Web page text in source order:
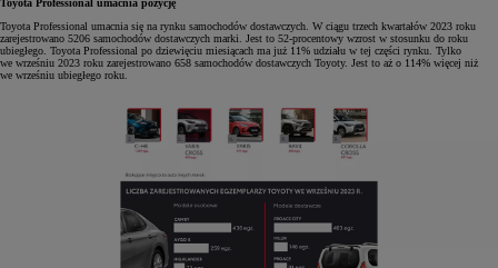
Toyota Professional umacnia się na rynku samochodów dostawczych. W ciągu trzech kwartałów 2023 roku
zarejestrowano 5206 samochodów dostawczych marki. Jest to 52-procentowy wzrost w stosunku do roku
ubiegłego. Toyota Professional po dziewięciu miesiącach ma już 11% udziału w tej części rynku. Tylko
we wrześniu 2023 roku zarejestrowano 658 samochodów dostawczych Toyoty. Jest to aż o 114% więcej niż
we wrześniu ubiegłego roku.